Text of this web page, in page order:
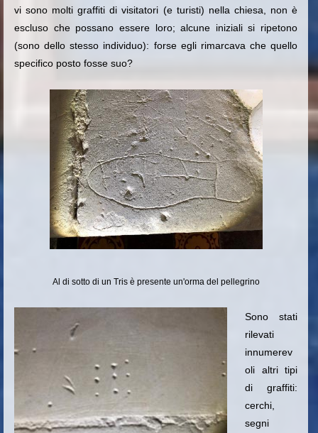
vi sono molti graffiti di visitatori (e turisti) nella chiesa, non è
escluso che possano essere loro; alcune iniziali si ripetono
(sono dello stesso individuo): forse egli rimarcava che quello
specifico posto fosse suo?
Al di sotto di un Tris è presente un'orma del pellegrino
Sono stati
rilevati
innumerev
oli altri tipi
di graffiti:
cerchi,
segni